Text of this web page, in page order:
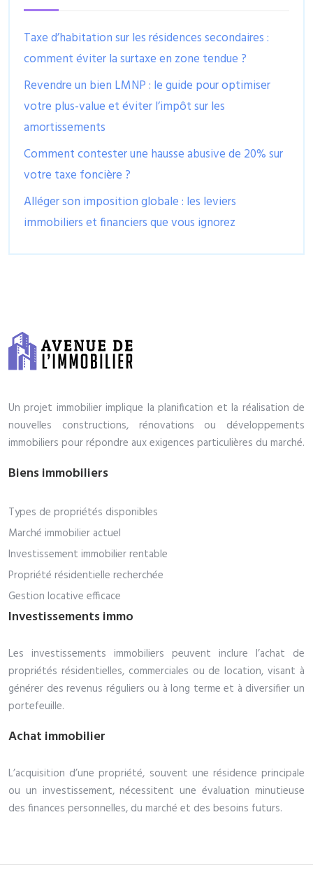
Taxe d’habitation sur les résidences secondaires :
comment éviter la surtaxe en zone tendue ?
Revendre un bien LMNP : le guide pour optimiser
votre plus-value et éviter l’impôt sur les
amortissements
Comment contester une hausse abusive de 20% sur
votre taxe foncière ?
Alléger son imposition globale : les leviers
immobiliers et financiers que vous ignorez
Un projet immobilier implique la planification et la réalisation de
nouvelles constructions, rénovations ou développements
immobiliers pour répondre aux exigences particulières du marché.
Biens immobiliers
Types de propriétés disponibles
Marché immobilier actuel
Investissement immobilier rentable
Propriété résidentielle recherchée
Gestion locative efficace
Investissements immo
Les investissements immobiliers peuvent inclure l’achat de
propriétés résidentielles, commerciales ou de location, visant à
générer des revenus réguliers ou à long terme et à diversifier un
portefeuille.
Achat immobilier
L’acquisition d’une propriété, souvent une résidence principale
ou un investissement, nécessitent une évaluation minutieuse
des finances personnelles, du marché et des besoins futurs.